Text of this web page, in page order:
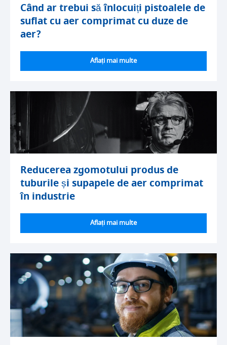
Când ar trebui să înlocuiți pistoalele de
suflat cu aer comprimat cu duze de
aer?
Aflați mai multe
Reducerea zgomotului produs de
tuburile și supapele de aer comprimat
în industrie
Aflați mai multe